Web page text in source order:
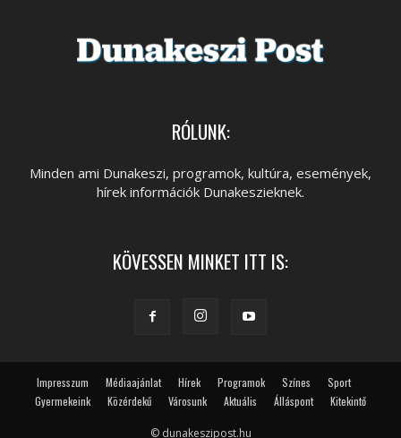
RÓLUNK:
Minden ami Dunakeszi, programok, kultúra, események,
hírek információk Dunakeszieknek.
KÖVESSEN MINKET ITT IS:
Impresszum Médiaajánlat Hírek Programok Színes
Sport
Gyermekeink
Közérdekű Városunk Aktuális Álláspont Kitekintő
© dunakeszipost.hu